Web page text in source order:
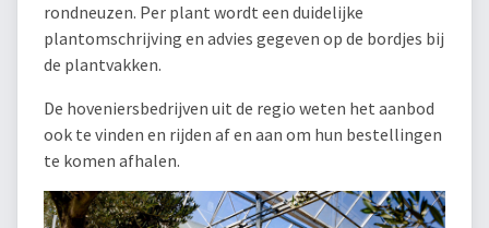
rondneuzen. Per plant wordt een duidelijke
plantomschrijving en advies gegeven op de bordjes bij
de plantvakken.
De hoveniersbedrijven uit de regio weten het aanbod
ook te vinden en rijden af en aan om hun bestellingen
te komen afhalen.